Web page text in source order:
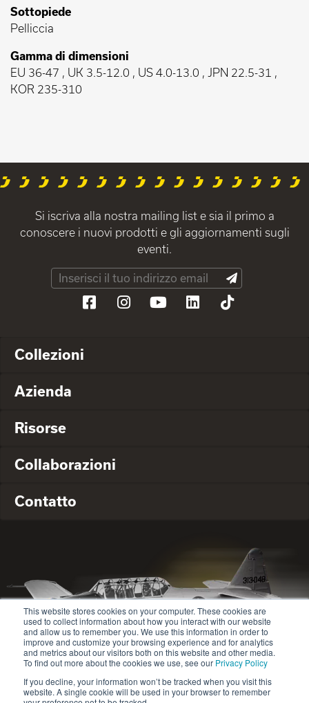
This website stores cookies on your computer. These cookies are
used to collect information about how you interact with our website
and allow us to remember you. We use this information in order to
improve and customize your browsing experience and for analytics
and metrics about our visitors both on this website and other media.
To find out more about the cookies we use, see our Privacy Policy
If you decline, your information won’t be tracked when you visit this
website. A single cookie will be used in your browser to remember
Sottopiede
Pelliccia
Gamma di dimensioni
EU 36-47 , UK 3.5-12.0 , US 4.0-13.0 , JPN 22.5-31 ,
KOR 235-310
Si iscriva alla nostra mailing list e sia il primo a
conoscere i nuovi prodotti e gli aggiornamenti sugli
eventi.
Collezioni
Azienda
Risorse
Collaborazioni
Contatto
© 2020-2024 Safety Jogger All rights reserved